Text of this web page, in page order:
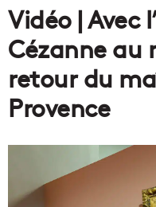
Vidéo | Avec
Cézanne au
retour du
Provence